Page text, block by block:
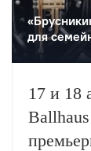
для
17 и 18